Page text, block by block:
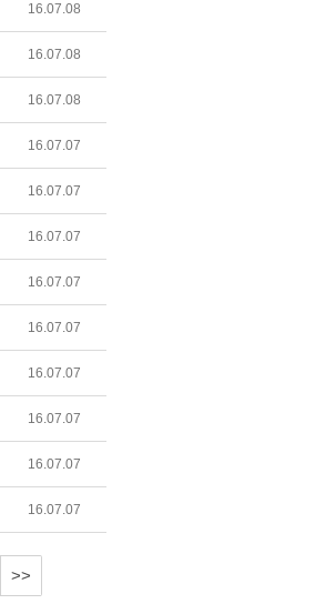
16.07.08
16.07.08
16.07.08
16.07.07
16.07.07
16.07.07
16.07.07
16.07.07
16.07.07
16.07.07
16.07.07
16.07.07
>>